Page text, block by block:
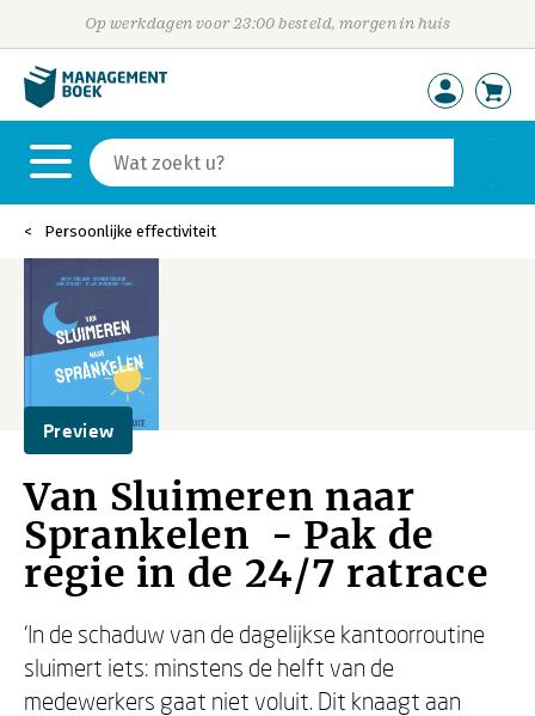
Op werkdagen voor 23:00 besteld, morgen in huis
Persoonlijke effectiviteit
Preview
Van Sluimeren naar
Sprankelen - Pak de
regie in de 24/7 ratrace
‘In de schaduw van de dagelijkse kantoorroutine
sluimert iets: minstens de helft van de
medewerkers gaat niet voluit. Dit knaagt aan